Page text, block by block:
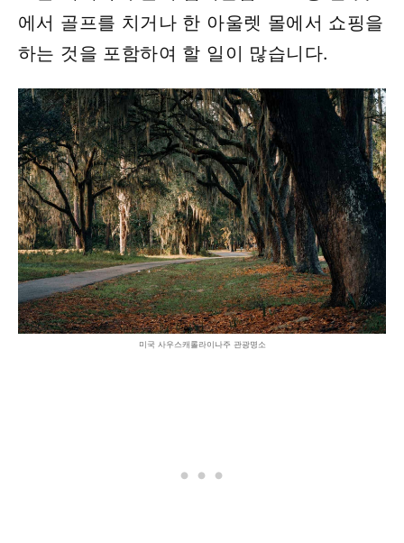
에서 골프를 치거나 한 아울렛 몰에서 쇼핑을
하는 것을 포함하여 할 일이 많습니다.
미국 사우스캐롤라이나주 관광명소